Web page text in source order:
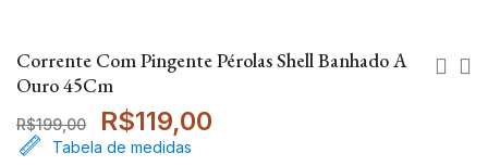
Corrente Com Pingente Pérolas Shell Banhado A
Ouro 45Cm
R$199,00 R$119,00
Tabela de medidas